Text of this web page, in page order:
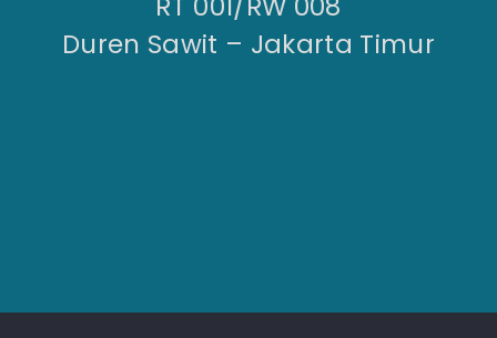
Duren Sawit – Jakarta Timur